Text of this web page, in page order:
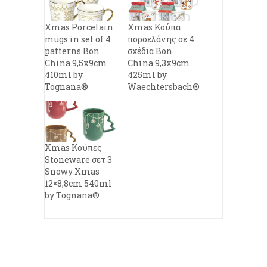
Xmas Porcelain
mugs in set of 4
patterns Bon
China 9,5x9cm
410ml by
Tognana®
Xmas Κούπα
πορσελάνης σε 4
σχέδια Bon
China 9,3x9cm
425ml by
Waechtersbach®
Xmas Κούπες
Stoneware σετ 3
Snowy Xmas
12×8,8cm 540ml
by Tognana®